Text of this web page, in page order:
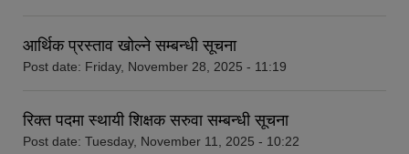
आर्थिक प्रस्ताव खोल्ने सम्बन्धी सूचना
Post date: Friday, November 28, 2025 - 11:19
रिक्त पदमा स्थायी शिक्षक सरुवा सम्बन्धी सूचना
Post date: Tuesday, November 11, 2025 - 10:22